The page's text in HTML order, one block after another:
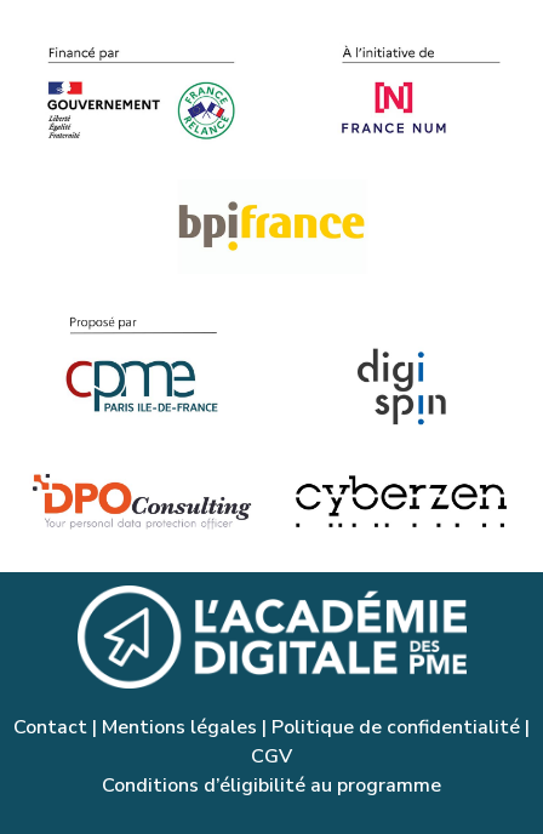
Contact | Mentions légales | Politique de confidentialité |
CGV
Conditions d’éligibilité au programme